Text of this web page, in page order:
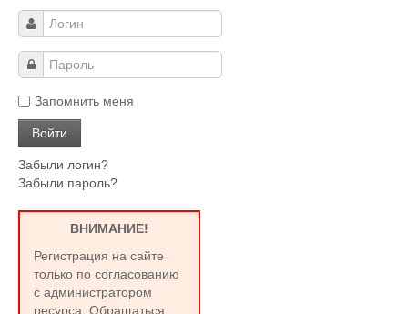
Запомнить меня
Забыли логин?
Забыли пароль?
ВНИМАНИЕ!
Регистрация на сайте
только по согласованию
с администратором
ресурса. Обращаться